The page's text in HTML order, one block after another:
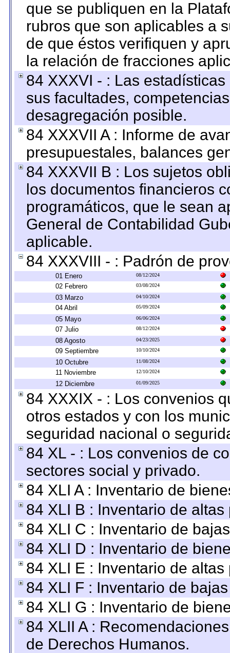
que se publiquen en la
rubros que son aplicables a
de que éstos verifiquen y
la relación de fracciones
84 XXXVI - : Las
sus facultades,
desagregación posible.
84 XXXVII A : Informe de
presupuestales, balances
84 XXXVII B : Los sujetos
los documentos financieros
programáticos, que le sean
General de Contabilidad
aplicable.
84 XXXVIII - : Padrón de
01 Enero 08/12/2024
02 Febrero 03/08/2024
03 Marzo 04/10/2024
04 Abril 05/09/2024
05 Mayo 06/06/2024
07 Julio 08/12/2024
08 Agosto 04/23/2025
09 Septiembre 10/10/2024
10 Octubre 11/08/2024
11 Noviembre 12/10/2024
12 Diciembre 01/09/2025
84 XXXIX - : Los convenios
otros estados y con los
seguridad nacional o
84 XL - : Los convenios de
sectores social y privado.
84 XLI A : Inventario de
84 XLI B : Inventario de
84 XLI C : Inventario de
84 XLI D : Inventario de
84 XLI E : Inventario de
84 XLI F : Inventario de
84 XLI G : Inventario de
84 XLII A :
de Derechos Humanos.